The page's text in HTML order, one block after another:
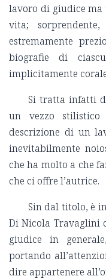
lavoro di giudice
vita;
estremamente
biografie di
implicitamente
Si tratta infatti
un vezzo
descrizione di un
inevitabilmente
che ha molto a che
che ci offre l’autrice.
Sin dal titolo, è
Di Nicola Travaglini
giudice in
portando
dire appartenere